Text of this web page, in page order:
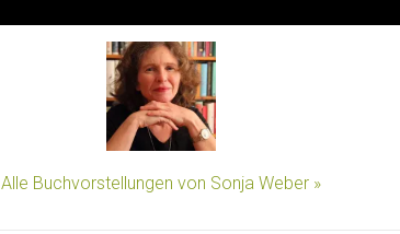
Alle Buchvorstellungen von Sonja Weber »